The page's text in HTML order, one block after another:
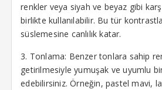
panel
panel
panel
panel
renkler veya siyah ve beyaz gibi
birlikte kullanılabilir. Bu tür
süslemesine canlılık katar.
3. Tonlama: Benzer tonlara sahip
getirilmesiyle yumuşak ve uyumlu
edebilirsiniz. Örneğin, pastel mavi,